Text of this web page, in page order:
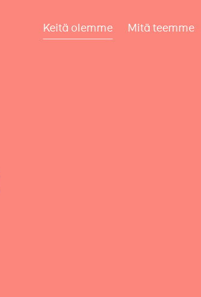
Keitä olemme Mitä teemme